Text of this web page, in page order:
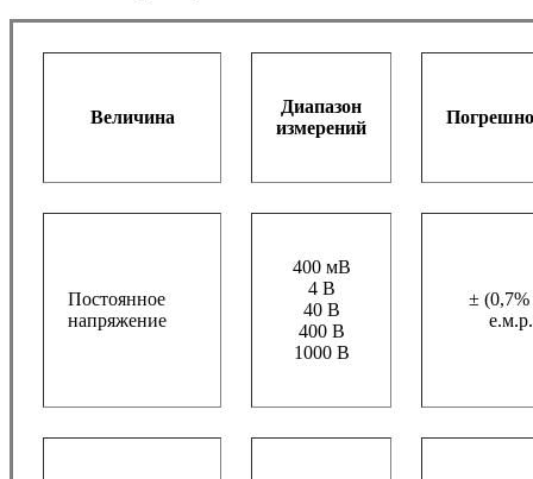
Величина
Диапазон
измерений
Постоянное
напряжение
400 мВ
4 В
40 В
400 В
1000 В
± (0,7%